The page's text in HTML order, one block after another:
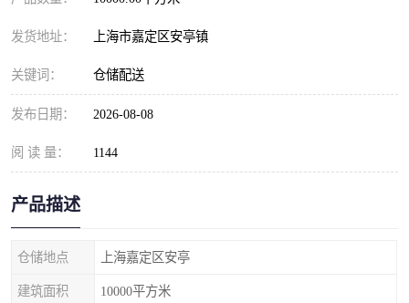
发货地址： 上海市嘉定区安亭镇
关键词： 仓储配送
发布日期： 2026-08-08
阅 读 量： 1144
产品描述
仓储地点 上海嘉定区安亭
建筑面积 10000平方米